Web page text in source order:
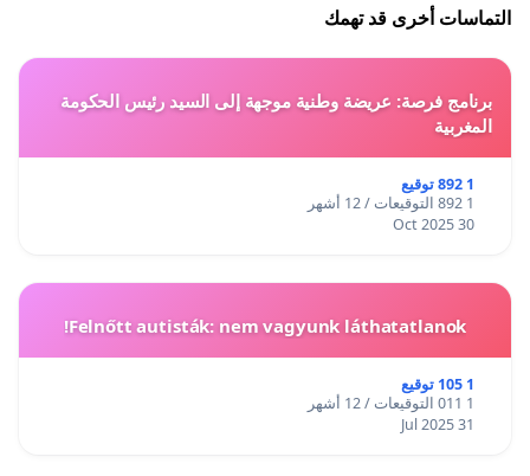
التماسات أخرى قد تهمك
برنامج فرصة: عريضة وطنية موجهة إلى السيد رئيس الحكومة
المغربية
1 892 توقيع
1 892 التوقيعات / 12 أشهر
30 Oct 2025
Felnőtt autisták: nem vagyunk láthatatlanok!
1 105 توقيع
1 011 التوقيعات / 12 أشهر
31 Jul 2025